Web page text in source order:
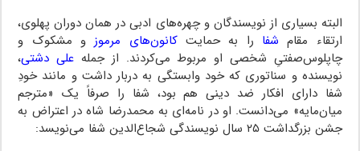
البته بسیاری از نویسندگان و چهره‌های ادبی در همان دوران پهلوی،
ارتقاء مقام شفا را به حمایت‌کانون‌های مرموزو مشکوک و
چاپلوس‌صفتیِ شخصی او مربوط می‌کردند. از جمله علی دشتی،
نویسنده و سناتوری که خود وابستگی به دربار داشت و مانند خودِ
شفا دارای افکار ضد دینی هم بود، شفا را صرفاً یک «مترجم
میان‌مایه» می‌دانست. او در نامه‌ای به محمدرضا شاه در اعتراض به
جشن بزرگداشت ۲۵ سال نویسندگی شجاع‌الدین شفا می‌نویسد: